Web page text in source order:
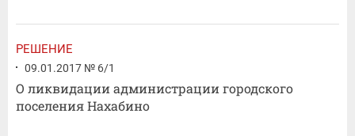
РЕШЕНИЕ
09.01.2017 № 6/1
О ликвидации администрации городского
поселения Нахабино